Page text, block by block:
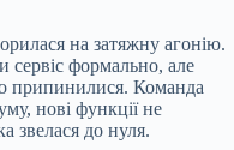
на затяжну агонію.
сервіс формально, але
припинилися. Команда
нові функції не
звелася до нуля.